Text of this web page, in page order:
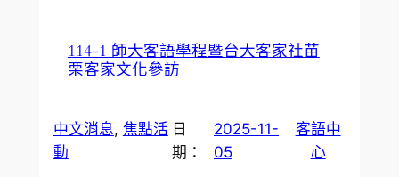
114-1 師大客語學程暨台大客家社苗
栗客家文化參訪
中文消息, 焦點活
動
日
期：
2025-11-
05
客語中
心